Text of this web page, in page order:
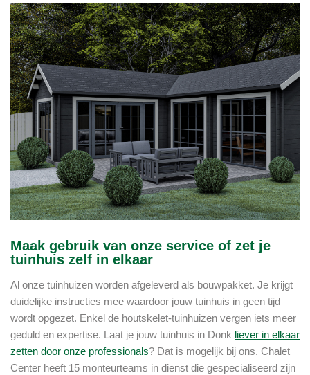
Maak gebruik van onze service of zet je
tuinhuis zelf in elkaar
Al onze tuinhuizen worden afgeleverd als bouwpakket. Je krijgt
duidelijke instructies mee waardoor jouw tuinhuis in geen tijd
wordt opgezet. Enkel de houtskelet-tuinhuizen vergen iets meer
geduld en expertise. Laat je jouw tuinhuis in Donk liever in elkaar
zetten door onze professionals? Dat is mogelijk bij ons. Chalet
Center heeft 15 monteurteams in dienst die gespecialiseerd zijn